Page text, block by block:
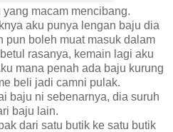
macam mencibang.
aku punya lengan baju dia
pun boleh muat masuk dalam
rasanya, kemain lagi aku
mana penah ada baju kurung
beli jadi camni pulak.
baju ni sebenarnya, dia suruh
baju lain.
dari satu butik ke satu butik